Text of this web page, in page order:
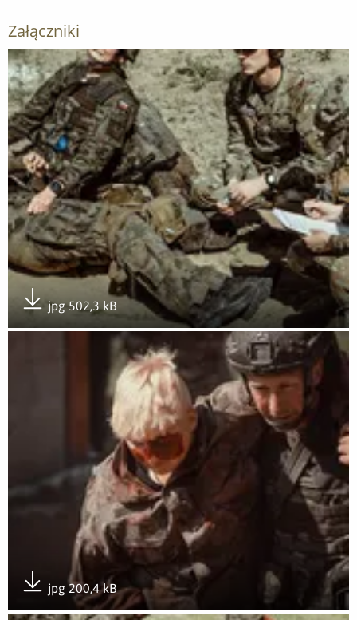
Załączniki
Otwórz załącznik Combat medycy w akcji
jpg 502,3 kB
Pobierz załącznik
Otwórz załącznik Combat medycy w akcji
jpg 200,4 kB
Pobierz załącznik